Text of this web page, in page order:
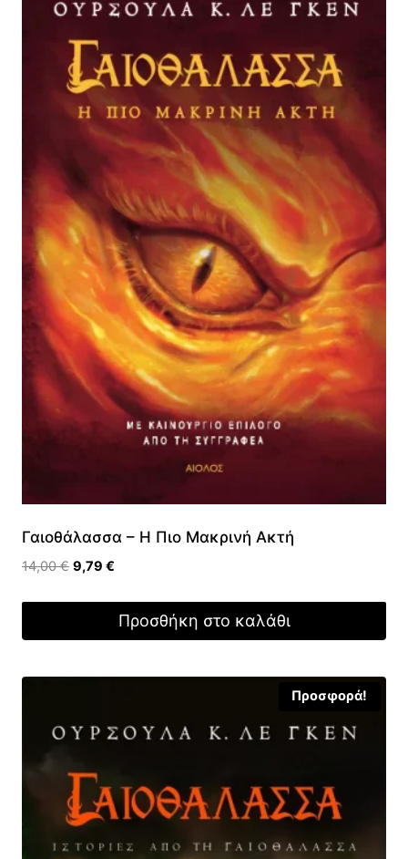
Γαιοθάλασσα – Η Πιο Μακρινή Ακτή
14,00€ Original
was:
14,00 €.
9,79 €
τιμή
είναι:
Προσθήκη στο καλάθι
Προσφορά!